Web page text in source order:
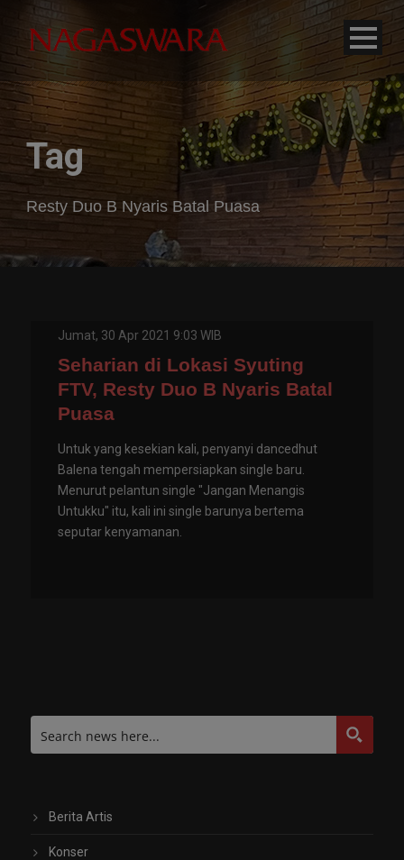
Tag
Resty Duo B Nyaris Batal Puasa
Jumat, 30 Apr 2021 9:03 WIB
Seharian di Lokasi Syuting
FTV, Resty Duo B Nyaris Batal
Puasa
Untuk yang kesekian kali, penyanyi dancedhut
Balena tengah mempersiapkan single baru.
Menurut pelantun single "Jangan Menangis
Untukku" itu, kali ini single barunya bertema
seputar kenyamanan.
Berita Artis
Konser
modal-check